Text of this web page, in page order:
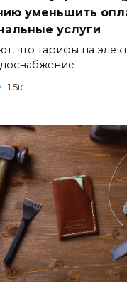
уменьшить
услуги
что тарифы на
1.5к.